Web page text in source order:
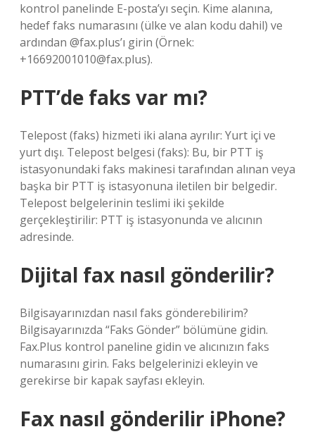
kontrol panelinde E-posta’yı seçin. Kime alanına,
hedef faks numarasını (ülke ve alan kodu dahil) ve
ardından @fax.plus’ı girin (Örnek:
+16692001010@fax.plus).
PTT’de faks var mı?
Telepost (faks) hizmeti iki alana ayrılır: Yurt içi ve
yurt dışı. Telepost belgesi (faks): Bu, bir PTT iş
istasyonundaki faks makinesi tarafından alınan veya
başka bir PTT iş istasyonuna iletilen bir belgedir.
Telepost belgelerinin teslimi iki şekilde
gerçekleştirilir: PTT iş istasyonunda ve alıcının
adresinde.
Dijital fax nasıl gönderilir?
Bilgisayarınızdan nasıl faks gönderebilirim?
Bilgisayarınızda “Faks Gönder” bölümüne gidin.
Fax.Plus kontrol paneline gidin ve alıcınızın faks
numarasını girin. Faks belgelerinizi ekleyin ve
gerekirse bir kapak sayfası ekleyin.
Fax nasıl gönderilir iPhone?